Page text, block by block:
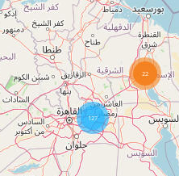
22
127